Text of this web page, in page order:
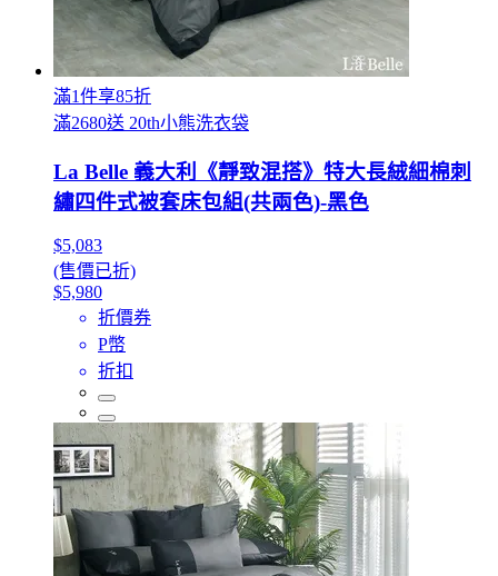
滿1件享85折
滿2680送 20th小熊洗衣袋
La Belle 義大利《靜致混搭》特大長絨細棉刺
繡四件式被套床包組(共兩色)-黑色
$5,083
(售價已折)
$5,980
折價券
P幣
折扣